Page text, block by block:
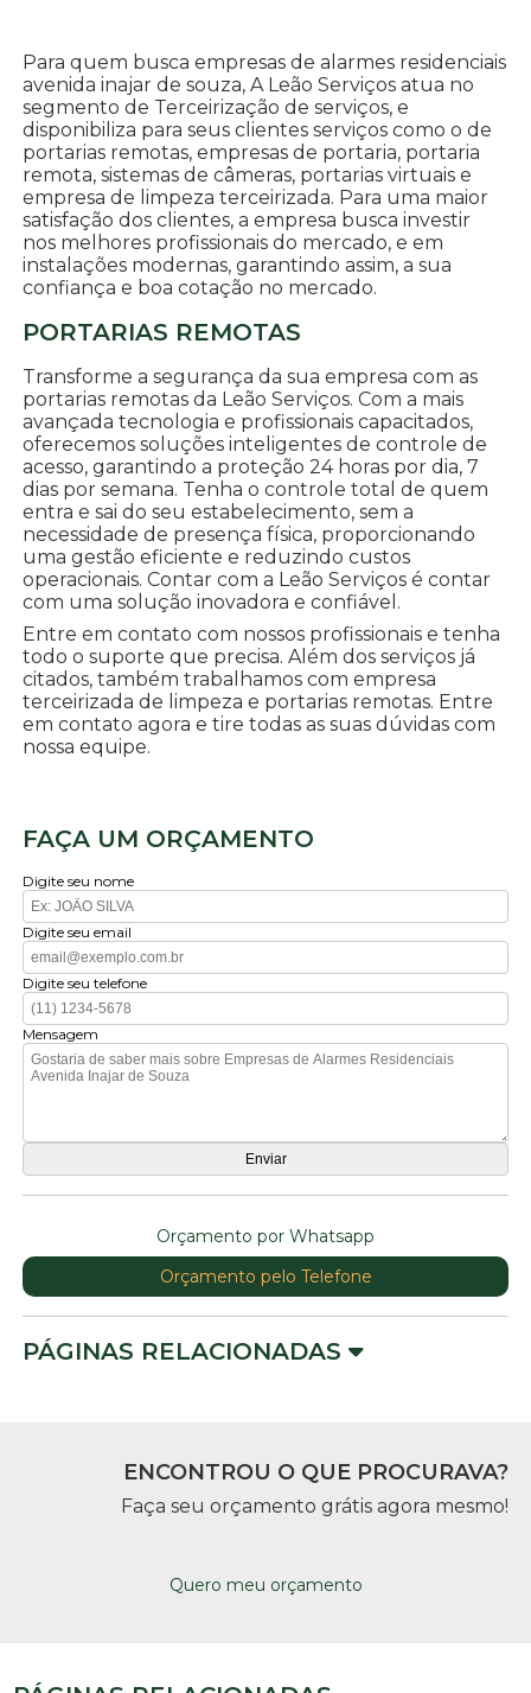
Para quem busca empresas de alarmes residenciais
avenida inajar de souza, A Leão Serviços atua no
segmento de Terceirização de serviços, e
disponibiliza para seus clientes serviços como o de
portarias remotas, empresas de portaria, portaria
remota, sistemas de câmeras, portarias virtuais e
empresa de limpeza terceirizada. Para uma maior
satisfação dos clientes, a empresa busca investir
nos melhores profissionais do mercado, e em
instalações modernas, garantindo assim, a sua
confiança e boa cotação no mercado.
PORTARIAS REMOTAS
Transforme a segurança da sua empresa com as
portarias remotas da Leão Serviços. Com a mais
avançada tecnologia e profissionais capacitados,
oferecemos soluções inteligentes de controle de
acesso, garantindo a proteção 24 horas por dia, 7
dias por semana. Tenha o controle total de quem
entra e sai do seu estabelecimento, sem a
necessidade de presença física, proporcionando
uma gestão eficiente e reduzindo custos
operacionais. Contar com a Leão Serviços é contar
com uma solução inovadora e confiável.
Entre em contato com nossos profissionais e tenha
todo o suporte que precisa. Além dos serviços já
citados, também trabalhamos com empresa
terceirizada de limpeza e portarias remotas. Entre
em contato agora e tire todas as suas dúvidas com
nossa equipe.
FAÇA UM ORÇAMENTO
Digite seu nome
Digite seu email
Digite seu telefone
Mensagem
Orçamento por Whatsapp
Orçamento pelo Telefone
PÁGINAS RELACIONADAS
ENCONTROU O QUE PROCURAVA?
Faça seu orçamento grátis agora mesmo!
Quero meu orçamento